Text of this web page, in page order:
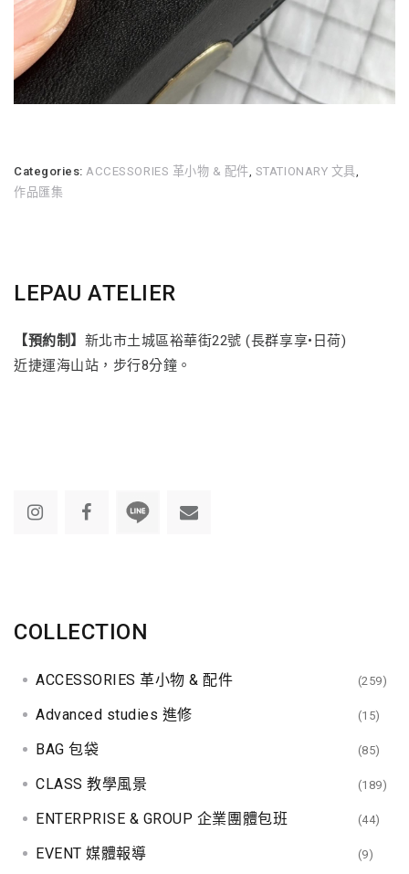
Categories: ACCESSORIES 革小物 & 配件 STATIONARY 文具
作品匯集
LEPAU ATELIER
【預約制】 新北市土城區裕華街22號 (長群享享•日荷)
近捷運海山站，步行8分鐘。
COLLECTION
ACCESSORIES 革小物 & 配件 (259)
Advanced studies 進修 (15)
BAG 包袋 (85)
CLASS 教學風景 (189)
ENTERPRISE & GROUP 企業團體包班 (44)
EVENT 媒體報導 (9)